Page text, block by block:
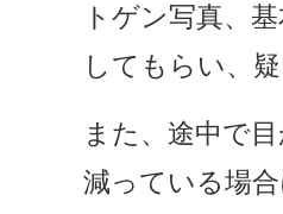
トゲン写真、
してもらい、
また、途中で
減っている場